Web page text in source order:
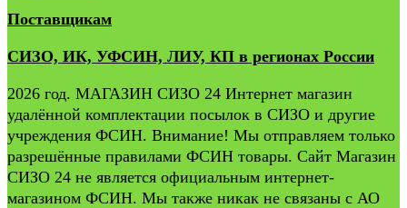
Поставщикам
СИЗО, ИК, УФСИН, ЛИУ, КП в регионах России
2026 год. МАГАЗИН СИЗО 24 Интернет магазин
удалённой комплектации посылок в СИЗО и другие
учреждения ФСИН. Внимание! Мы отправляем только
разрешённые правилами ФСИН товары. Сайт Магазин
СИЗО 24 не является официальным интернет-
магазином ФСИН. Мы также никак не связаны с АО